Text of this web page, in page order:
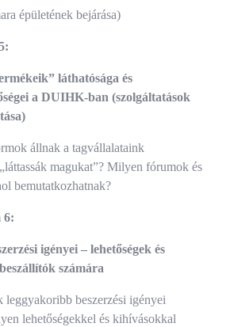
épületének bejárása)
láthatósága és
a DUIHK-ban (szolgáltatások
állnak a tagvállalataink
magukat”? Milyen fórumok és
bemutatkozhatnak?
6:
igényei – lehetőségek és
számára
leggyakoribb beszerzési igényei
lehetőségekkel és kihívásokkal